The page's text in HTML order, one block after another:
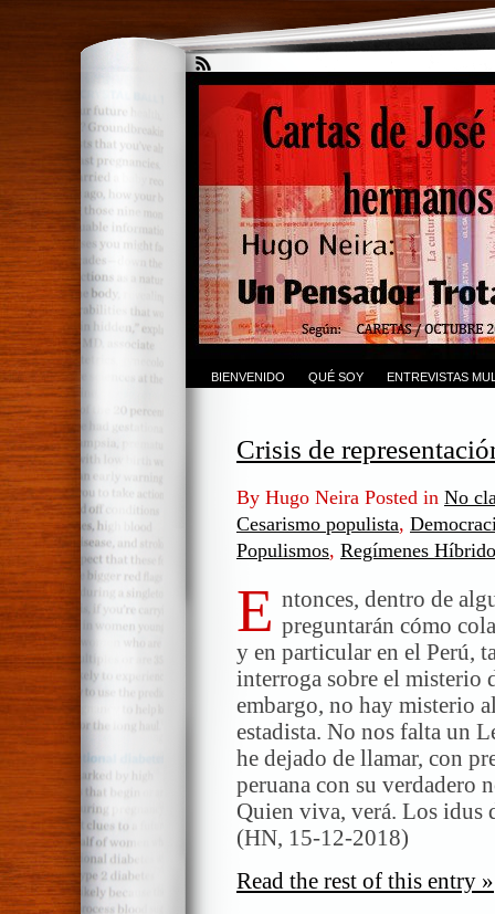
BIENVENIDO QUÉ SOY ENTREVISTAS
Crisis de
By Hugo Neira Posted in No
Cesarismo populista,
Populismos, Regímenes
E ntonces, dentro de
preguntarán cómo
y en particular en el Perú,
interroga sobre el misterio
embargo, no hay misterio
estadista. No nos falta un
he dejado de llamar, con
peruana con su verdadero
Quien viva, verá. Los idus
(HN, 15-12-2018)
Read the rest of this entry »